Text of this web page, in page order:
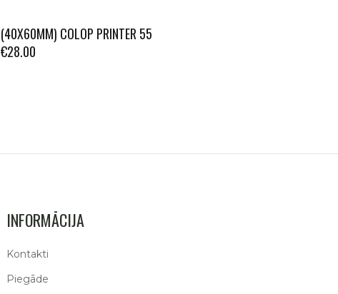
(40X60MM) COLOP PRINTER 55
€28.00
INFORMĀCIJA
Kontakti
Piegāde